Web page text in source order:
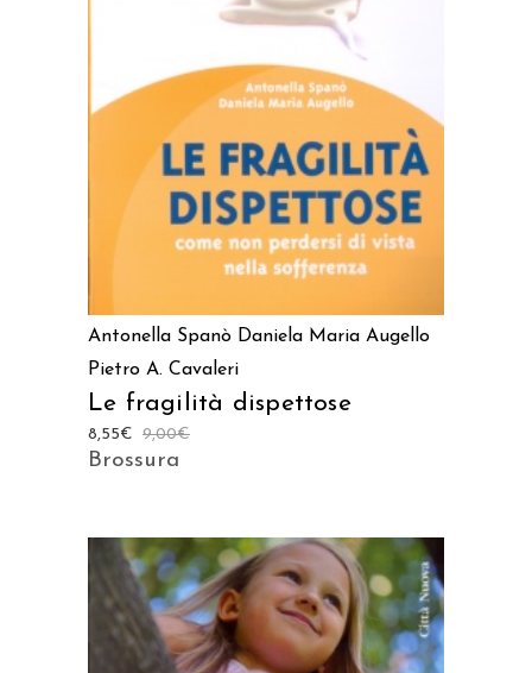
AGGIUNGI AL CARRELLO
Antonella Spanò Daniela Maria Augello
Pietro A. Cavaleri
Le fragilità dispettose
9,00€
8,55€
Brossura